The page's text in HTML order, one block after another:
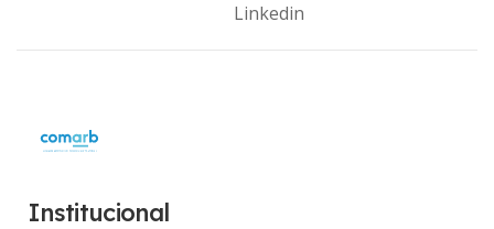
Linkedin
Institucional